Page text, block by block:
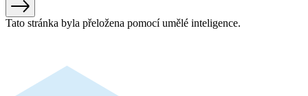
Tato stránka byla přeložena pomocí umělé inteligence.